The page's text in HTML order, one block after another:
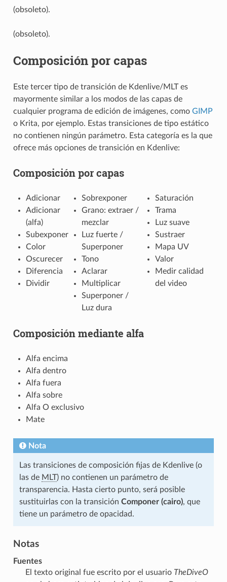
(obsoleto).
(obsoleto).
Composición por capas
Este tercer tipo de transición de Kdenlive/MLT es
mayormente similar a los modos de las capas de
cualquier programa de edición de imágenes, como GIMP
o Krita, por ejemplo. Estas transiciones de tipo estático
no contienen ningún parámetro. Esta categoría es la que
ofrece más opciones de transición en Kdenlive:
Composición por capas
Adicionar
Adicionar
(alfa)
Subexponer
Color
Oscurecer
Diferencia
Dividir
Sobrexponer
Grano: extraer /
mezclar
Luz fuerte /
Superponer
Tono
Aclarar
Multiplicar
Superponer /
Luz dura
Saturación
Trama
Luz suave
Sustraer
Mapa UV
Valor
Medir calidad
del video
Composición mediante alfa
Alfa encima
Alfa dentro
Alfa fuera
Alfa sobre
Alfa O exclusivo
Mate
Nota
Las transiciones de composición fijas de Kdenlive (o
las de MLT) no contienen un parámetro de
transparencia. Hasta cierto punto, será posible
sustituirlas con la transición Componer (cairo), que
tiene un parámetro de opacidad.
Notas
Fuentes
El texto original fue escrito por el usuario TheDiveO